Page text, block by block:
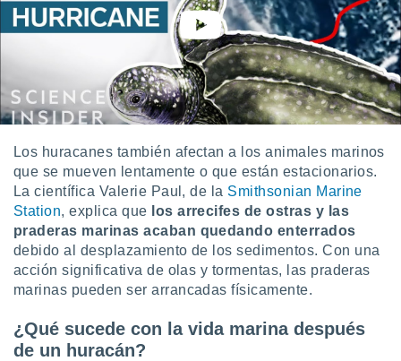
utilizar
crear un
la
medir el
de la
el
del
de
o a través
de
Los huracanes también afectan a los animales marinos
que se mueven lentamente o que están estacionarios.
La científica Valerie Paul, de la Smithsonian Marine
Station, explica que los arrecifes de ostras y las
praderas marinas acaban quedando enterrados
debido al desplazamiento de los sedimentos. Con una
acción significativa de olas y tormentas, las praderas
marinas pueden ser arrancadas físicamente.
¿Qué sucede con la vida marina después
de un huracán?